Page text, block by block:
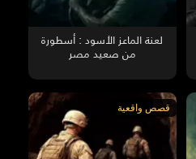
لعنة الماعز الأسود : أسطورة
من صعيد مصر
قصص واقعية